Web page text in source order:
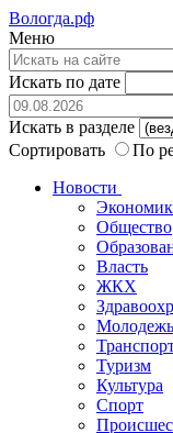
Вологда.рф
Меню
Искать по дате
Искать в разделе
Сортировать
По
Новости
Общество
Власть
ЖКХ
Молодежь
Туризм
Культура
Спорт